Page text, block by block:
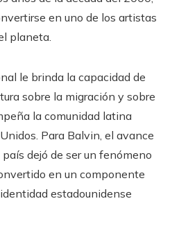
en uno de los artistas
planeta.
le brinda la capacidad de
sobre la migración y sobre
la comunidad latina
Para Balvin, el avance
dejó de ser un fenómeno
en un componente
estadounidense